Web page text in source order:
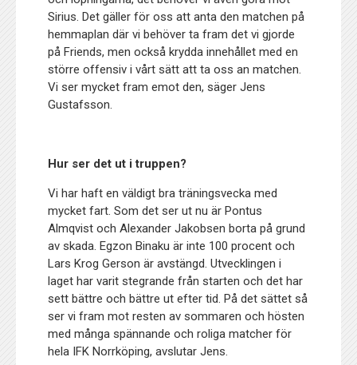
Sirius. Det gäller för oss att anta den matchen på
hemmaplan där vi behöver ta fram det vi gjorde
på Friends, men också krydda innehållet med en
större offensiv i vårt sätt att ta oss an matchen.
Vi ser mycket fram emot den, säger Jens
Gustafsson.
Hur ser det ut i truppen?
Vi har haft en väldigt bra träningsvecka med
mycket fart. Som det ser ut nu är Pontus
Almqvist och Alexander Jakobsen borta på grund
av skada. Egzon Binaku är inte 100 procent och
Lars Krog Gerson är avstängd. Utvecklingen i
laget har varit stegrande från starten och det har
sett bättre och bättre ut efter tid. På det sättet så
ser vi fram mot resten av sommaren och hösten
med många spännande och roliga matcher för
hela IFK Norrköping, avslutar Jens.